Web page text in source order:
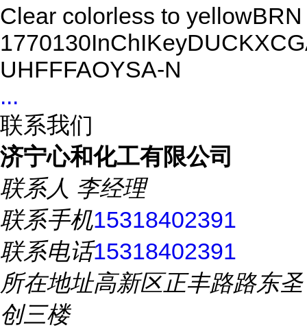
Clear colorless to yellowBRN
UHFFFAOYSA-N
...
联系我们
济宁心和化工有限公司
联系人 李经理
联系手机15318402391
联系电话15318402391
所在地址高新区正丰路路东圣
创三楼